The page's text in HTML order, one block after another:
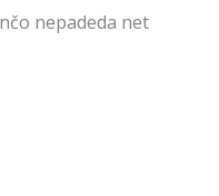
nepadeda net